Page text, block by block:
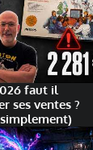
faut il
ses ventes ?